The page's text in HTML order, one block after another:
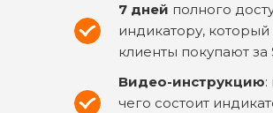
7 дней полного
индикатору,
клиенты покупают за
Видео-инструкцию:
чего состоит